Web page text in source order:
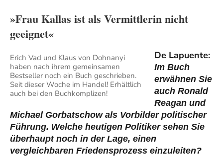
»Frau Kallas ist als Vermittlerin nicht
geeignet«
Erich Vad und Klaus von Dohnanyi
haben nach ihrem gemeinsamen
Bestseller noch ein Buch geschrieben.
Seit dieser Woche im Handel! Erhältlich
auch bei den Buchkomplizen!
De Lapuente:
Im Buch
erwähnen Sie
auch Ronald
Reagan und
Michael Gorbatschow als Vorbilder politischer
Führung. Welche heutigen Politiker sehen Sie
überhaupt noch in der Lage, einen
vergleichbaren Friedensprozess einzuleiten?